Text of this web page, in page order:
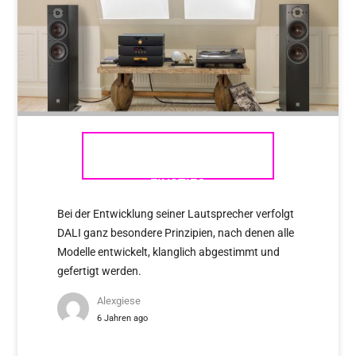
EINSTIEG
Bei der Entwicklung seiner Lautsprecher verfolgt
DALI ganz besondere Prinzipien, nach denen alle
Modelle entwickelt, klanglich abgestimmt und
gefertigt werden.
Alexgiese
6 Jahren ago